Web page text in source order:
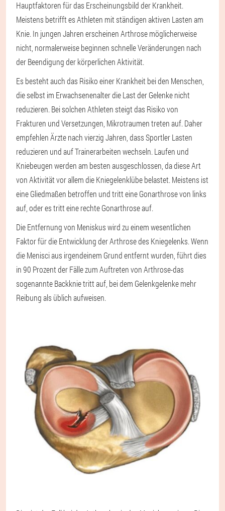
Hauptfaktoren für das Erscheinungsbild der Krankheit.
Meistens betrifft es Athleten mit ständigen aktiven Lasten am
Knie. In jungen Jahren erscheinen Arthrose möglicherweise
nicht, normalerweise beginnen schnelle Veränderungen nach
der Beendigung der körperlichen Aktivität.
Es besteht auch das Risiko einer Krankheit bei den Menschen,
die selbst im Erwachsenenalter die Last der Gelenke nicht
reduzieren. Bei solchen Athleten steigt das Risiko von
Frakturen und Versetzungen, Mikrotraumen treten auf. Daher
empfehlen Ärzte nach vierzig Jahren, dass Sportler Lasten
reduzieren und auf Trainerarbeiten wechseln. Laufen und
Kniebeugen werden am besten ausgeschlossen, da diese Art
von Aktivität vor allem die Kniegelenklübe belastet. Meistens ist
eine Gliedmaßen betroffen und tritt eine Gonarthrose von links
auf, oder es tritt eine rechte Gonarthrose auf.
Die Entfernung von Meniskus wird zu einem wesentlichen
Faktor für die Entwicklung der Arthrose des Kniegelenks. Wenn
die Menisci aus irgendeinem Grund entfernt wurden, führt dies
in 90 Prozent der Fälle zum Auftreten von Arthrose-das
sogenannte Backknie tritt auf, bei dem Gelenkgelenke mehr
Reibung als üblich aufweisen.